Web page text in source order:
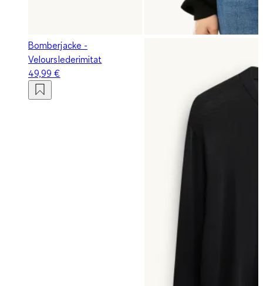
Bomberjacke -
Velourslederimitat
49,99 €